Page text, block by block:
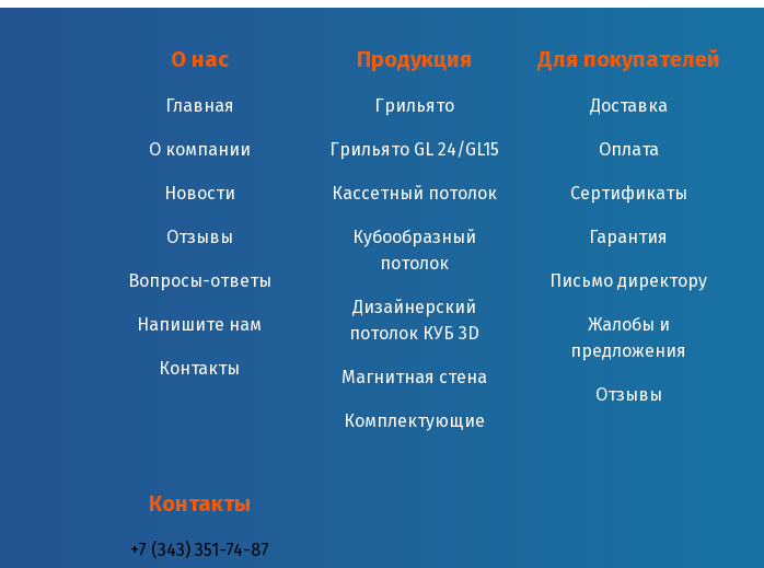
О нас
Главная
О компании
Новости
Отзывы
Вопросы-ответы
Напишите нам
Контакты
Продукция
Грильято
Грильято GL 24/GL15
Кассетный потолок
Кубообразный
потолок
Дизайнерский
потолок КУБ 3D
Магнитная стена
Комплектующие
Для покупателей
Доставка
Оплата
Сертификаты
Гарантия
Письмо директору
Жалобы и
предложения
Отзывы
Контакты
+7 (343) 351-74-87